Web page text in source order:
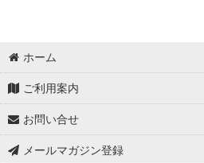
ホーム
ご利用案内
お問い合せ
メールマガジン登録